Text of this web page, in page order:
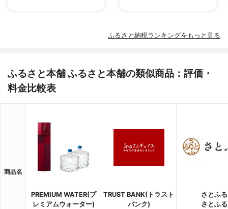
ふるさと納税ランキングをもっと見る
ふるさと本舗 ふるさと本舗の類似商品：評価・
料金比較表
商品名
PREMIUM WATER(プ
レミアムウォーター)
TRUST BANK(トラスト
バンク)
さとふる
さとふる